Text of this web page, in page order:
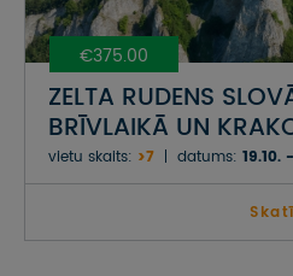
€375.00
ZELTA RUDENS
BRĪVLAIKĀ UN
vietu skaits: >7 datums: 19.10.